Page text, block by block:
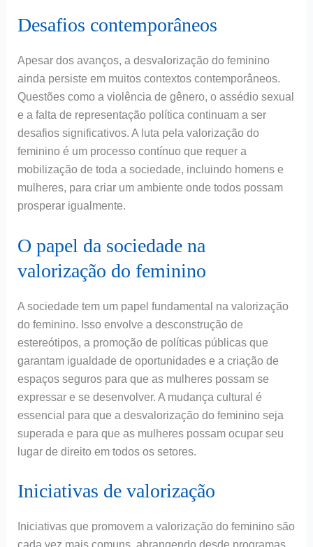
Desafios contemporâneos
Apesar dos avanços, a desvalorização do feminino
ainda persiste em muitos contextos contemporâneos.
Questões como a violência de gênero, o assédio sexual
e a falta de representação política continuam a ser
desafios significativos. A luta pela valorização do
feminino é um processo contínuo que requer a
mobilização de toda a sociedade, incluindo homens e
mulheres, para criar um ambiente onde todos possam
prosperar igualmente.
O papel da sociedade na
valorização do feminino
A sociedade tem um papel fundamental na valorização
do feminino. Isso envolve a desconstrução de
estereótipos, a promoção de políticas públicas que
garantam igualdade de oportunidades e a criação de
espaços seguros para que as mulheres possam se
expressar e se desenvolver. A mudança cultural é
essencial para que a desvalorização do feminino seja
superada e para que as mulheres possam ocupar seu
lugar de direito em todos os setores.
Iniciativas de valorização
Iniciativas que promovem a valorização do feminino são